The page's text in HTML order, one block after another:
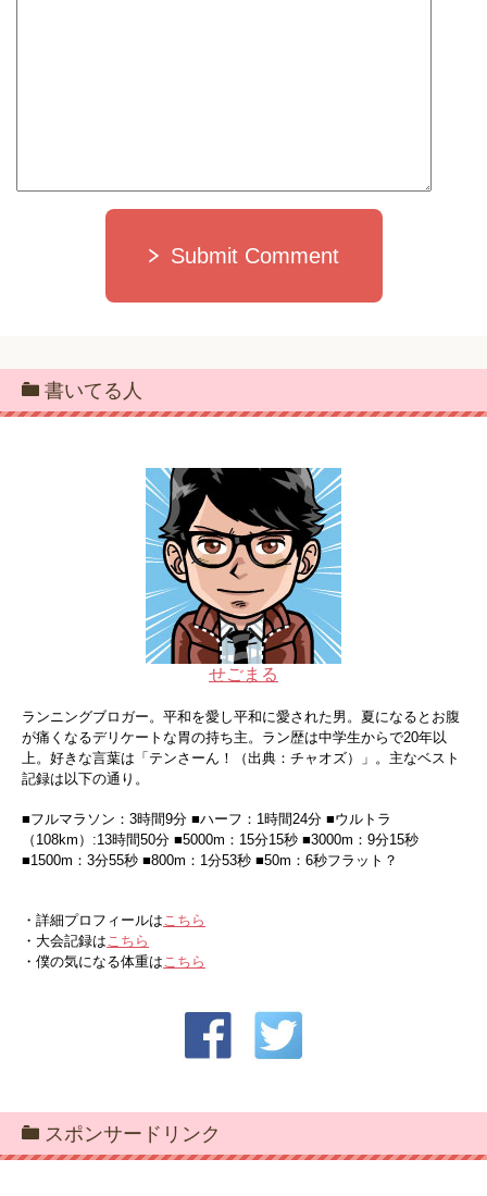
Submit Comment
書いてる人
せごまる
ランニングブロガー。平和を愛し平和に愛された男。夏になるとお腹
が痛くなるデリケートな胃の持ち主。ラン歴は中学生からで20年以
上。好きな言葉は「テンさーん！（出典：チャオズ）」。主なベスト
記録は以下の通り。
■フルマラソン：3時間9分 ■ハーフ：1時間24分 ■ウルトラ
（108km）:13時間50分 ■5000m：15分15秒 ■3000m：9分15秒
■1500m：3分55秒 ■800m：1分53秒 ■50m：6秒フラット？
・詳細プロフィールは こちら
・大会記録は こちら
・僕の気になる体重は こちら
スポンサードリンク